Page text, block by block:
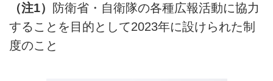
（注1） 防衛省・自衛隊の各種広報活動に協力
することを目的として2023年に設けられた制
度のこと